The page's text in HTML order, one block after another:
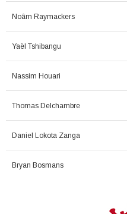
Noâm Raymackers
Yaël Tshibangu
Nassim Houari
Thomas Delchambre
Daniel Lokota Zanga
Bryan Bosmans